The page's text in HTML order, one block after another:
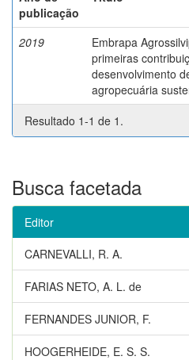
publicação
2019
Embrapa
primeiras
desenvolvimento
agropecuária
Resultado 1-1 de 1.
Busca facetada
Editor
CARNEVALLI, R. A.
FARIAS NETO, A. L. de
FERNANDES JUNIOR, F.
HOOGERHEIDE, E. S. S.